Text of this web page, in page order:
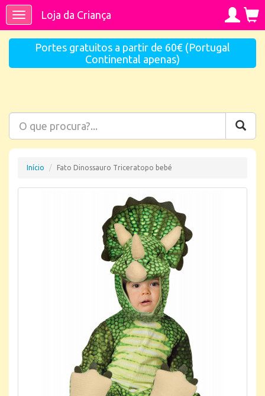
ToggleLoja da Criança
Portes gratuitos a partir de 60€ (Portugal
Continental apenas)
Início Fato Dinossauro Triceratopo bebé